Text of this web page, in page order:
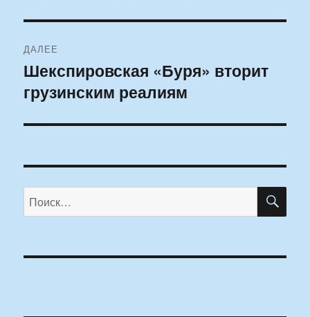
ДАЛЕЕ
Следующая
запись:
Шекспировская «Буря» вторит
грузинским реалиям
Искать: